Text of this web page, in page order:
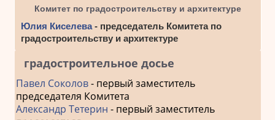
Комитет по градостроительству и архитектуре
Юлия Киселева- председатель Комитета по
градостроительству и архитектуре
градостроительное досье
Павел Соколов- первый заместитель
председателя Комитета
Александр Тетерин - первый заместитель